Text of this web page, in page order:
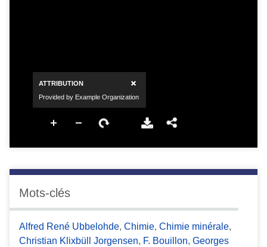
Mots-clés
Alfred René Ubbelohde, Chimie, Chimie minérale,
Christian Klixbüll Jorgensen, F. Bouillon, Georges